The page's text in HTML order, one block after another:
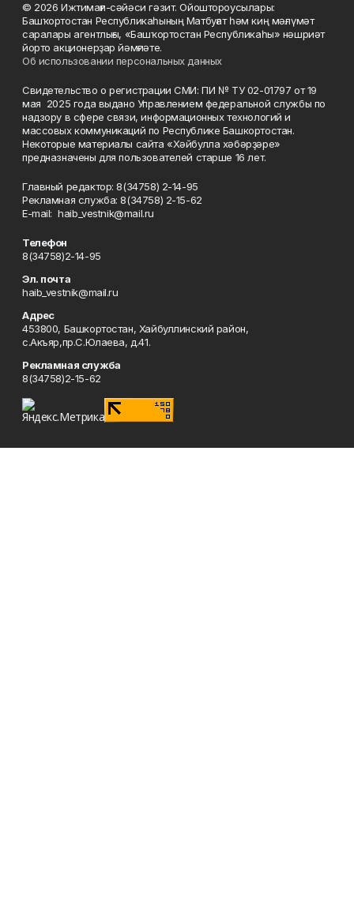
© 2026 Ижтимағи-сәйәси гәзит. Ойоштороусылары:
Башҡортостан Республикаһының Матбуғат һәм киң мәғлүмәт
саралары агентлығы, «Башҡортостан Республикаһы» нәшриәт
йорто акционерҙар йәмғиәте.
Об использовании персональных данных
Свидетельство о регистрации СМИ: ПИ № ТУ 02-01797 от 19
мая 2025 года выдано Управлением федеральной службы по
надзору в сфере связи, информационных технологий и
массовых коммуникаций по Республике Башкортостан.
Некоторые материалы сайта «Хәйбулла хәбәрҙәре»
предназначены для пользователей старше 16 лет.
Главный редактор: 8(34758) 2-14-95
Рекламная служба: 8(34758) 2-15-62
Е-mаil: haib_vestnik@mail.ru
Телефон
8(34758)2-14-95
Эл. почта
haib_vestnik@mail.ru
Адрес
453800, Башкортостан, Хайбуллинский район,
с.Акъяр,пр.С.Юлаева, д.41.
Рекламная служба
8(34758)2-15-62